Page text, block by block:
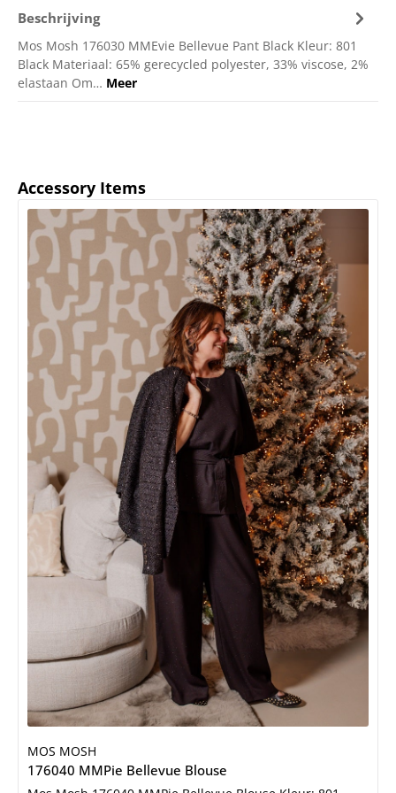
Beschrijving
Mos Mosh 176030 MMEvie Bellevue Pant Black Kleur: 801
Black Materiaal: 65% gerecycled polyester, 33% viscose, 2%
elastaan Om… Meer
Accessory Items
MOS MOSH
176040 MMPie Bellevue Blouse